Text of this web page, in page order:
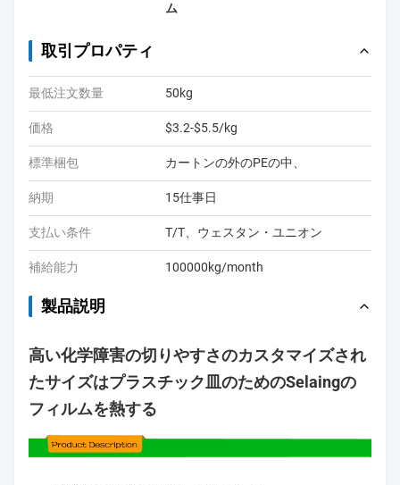
ム
取引プロパティ
最低注文数量 50kg
価格 $3.2-$5.5/kg
標準梱包 カートンの外のPEの中、
納期 15仕事日
支払い条件 T/T、ウェスタン・ユニオン
補給能力 100000kg/month
製品説明
高い化学障害の切りやすさのカスタマイズされ
たサイズはプラスチック皿のためのSelaingの
フィルムを熱する